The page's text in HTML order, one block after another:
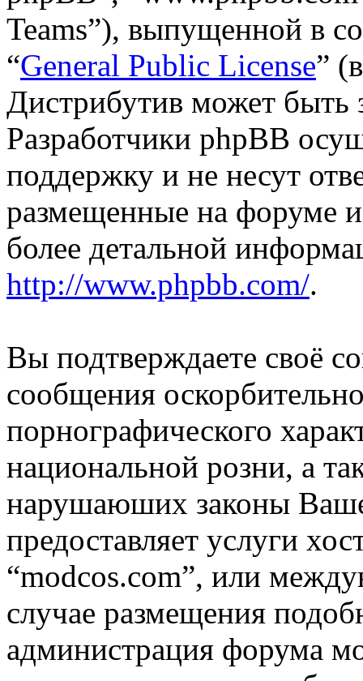
Teams”), выпущенной в
“General Public License”
Дистрибутив может быть
Разработчики phpBB
поддержку и не несут
размещенные на форуме
более детальной
http://www.phpbb.com/.
Вы подтверждаете своё
сообщения
порнографического
национальной розни, а
нарушаюших законы
предоставляет услуги
“modcos.com”, или
случае размещения
администрация форума